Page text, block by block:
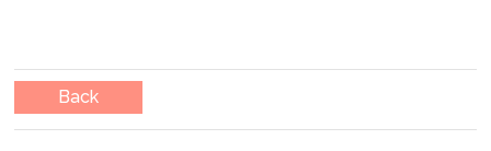
Back